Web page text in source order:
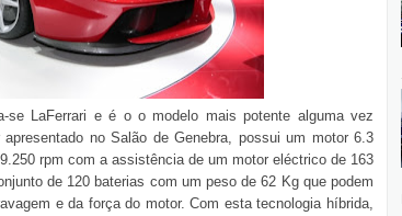
se LaFerrari e é o o modelo mais potente alguma vez
no Salão de Genebra, possui um motor 6.3
rpm com a assistência de um motor eléctrico de 163
de 120 baterias com um peso de 62 Kg que podem
e da força do motor. Com esta tecnologia híbrida,